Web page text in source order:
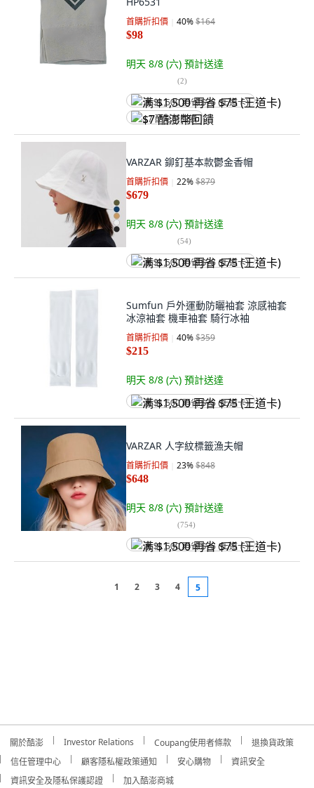
首購折扣價 40%$164
$98
明天 8/8 (六) 預計送達
(2)
满 $1,500 再省 $75 (王道卡)
$7 酷澎幣回饋
VARZAR 鉚釘基本款鬱金香帽
首購折扣價 22%$879
$679
明天 8/8 (六) 預計送達
(54)
满 $1,500 再省 $75 (王道卡)
Sumfun 戶外運動防曬袖套 涼感袖套
冰涼袖套 機車袖套 騎行冰袖
首購折扣價 40%$359
$215
明天 8/8 (六) 預計送達
满 $1,500 再省 $75 (王道卡)
VARZAR 人字紋標籤漁夫帽
首購折扣價 23%$848
$648
明天 8/8 (六) 預計送達
(754)
满 $1,500 再省 $75 (王道卡)
1 2 3 4 5
關於酷澎 Investor Relations Coupang使用者條款
退換貨政策
信任管理中心
顧客隱私權政策通知 安心購物
資訊安全
資訊安全及隱私保護認證
加入酷澎商城